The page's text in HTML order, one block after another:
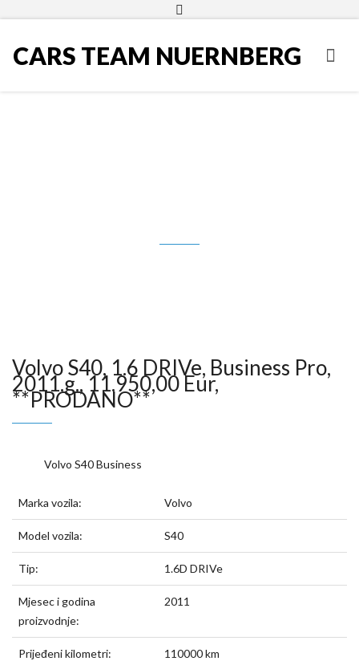
CARS TEAM NUERNBERG
Volvo S40, 1.6 DRIVe, Business Pro,
2011.g., 11.950,00 Eur,
**PRODANO**
Volvo S40 Business
Marka vozila: Volvo
Model vozila: S40
Tip: 1.6D DRIVe
Mjesec i godina
proizvodnje:
2011
Prijeđeni kilometri: 110000 km